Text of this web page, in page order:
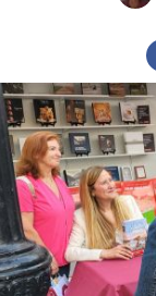
SOCIEDAD
OPINIÓN
GALERÍAS
VÍDEOS
CONTACTAR